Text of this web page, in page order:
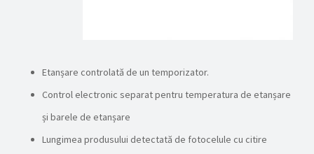
Etanșare controlată de un temporizator.
Control electronic separat pentru temperatura de etanșare
și barele de etanșare
Lungimea produsului detectată de fotocelule cu citire